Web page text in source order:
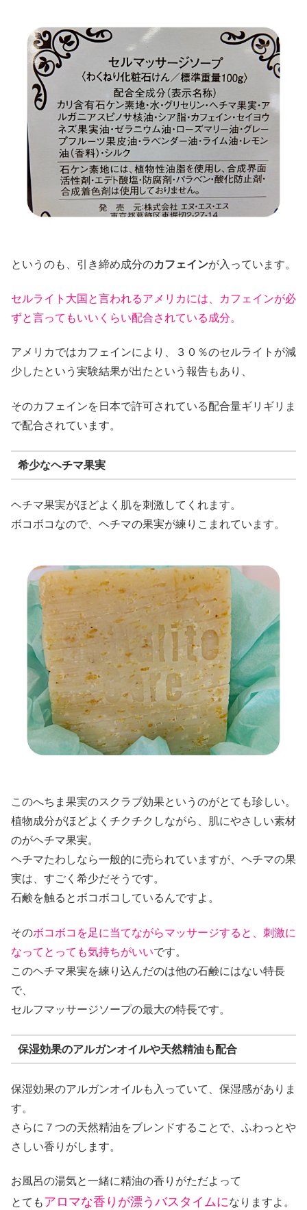
というのも、引き締め成分のカフェインが入っています。
セルライト大国と言われるアメリカには、カフェインが必
ずと言ってもいいくらい配合されている成分。
アメリカではカフェインにより、３０％のセルライトが減
少したという実験結果が出たという報告もあり、
そのカフェインを日本で許可されている配合量ギリギリま
で配合されています。
希少なヘチマ果実
ヘチマ果実がほどよく肌を刺激してくれます。
ボコボコなので、ヘチマの果実が練りこまれています。
このへちま果実のスクラブ効果というのがとても珍しい。
植物成分がほどよくチクチクしながら、肌にやさしい素材
のがヘチマ果実。
ヘチマたわしなら一般的に売られていますが、ヘチマの果
実は、すごく希少だそうです。
石鹸を触るとボコボコしているんですよ。
そのボコボコを足に当てながらマッサージすると、刺激に
なってとっても気持ちがいいです。
このヘチマ果実を練り込んだのは他の石鹸にはない特長
で、
セルフマッサージソープの最大の特長です。
保湿効果のアルガンオイルや天然精油も配合
保湿効果のアルガンオイルも入っていて、保湿感がありま
す。
さらに７つの天然精油をブレンドすることで、ふわっとや
さしい香りがします。
お風呂の湯気と一緒に精油の香りがただよって
とてもアロマな香りが漂うバスタイムになりますよ。